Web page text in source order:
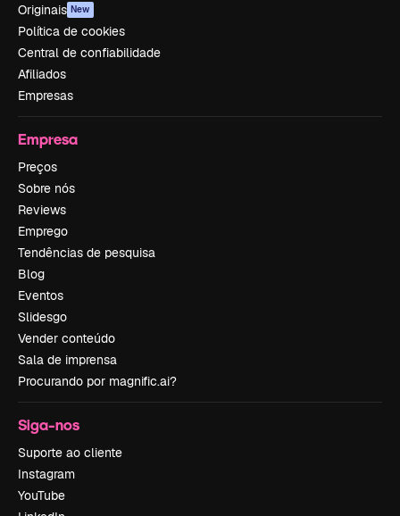
Originais New
Política de cookies
Central de confiabilidade
Afiliados
Empresas
Empresa
Preços
Sobre nós
Reviews
Emprego
Tendências de pesquisa
Blog
Eventos
Slidesgo
Vender conteúdo
Sala de imprensa
Procurando por magnific.ai?
Siga-nos
Suporte ao cliente
Instagram
YouTube